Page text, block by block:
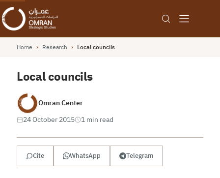
Home › Research › Local councils
Local councils
Omran Center
24 October 2015
1 min read
Cite WhatsApp Telegram